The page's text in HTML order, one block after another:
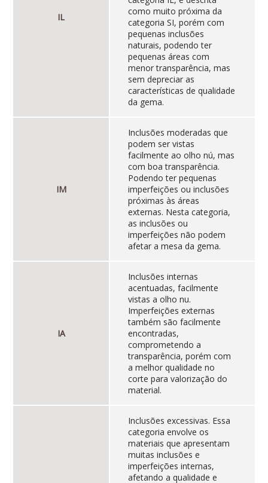
IL
como muito próxima da
categoria SI, porém com
pequenas inclusões
naturais, podendo ter
pequenas áreas com
menor transparência, mas
sem depreciar as
características de qualidade
da gema.
IM
Inclusões moderadas que
podem ser vistas
facilmente ao olho nú, mas
com boa transparência.
Podendo ter pequenas
imperfeições ou inclusões
próximas às áreas
externas. Nesta categoria,
as inclusões ou
imperfeições não podem
afetar a mesa da gema.
IA
Inclusões internas
acentuadas, facilmente
vistas a olho nu.
Imperfeições externas
também são facilmente
encontradas,
comprometendo a
transparência, porém com
a melhor qualidade no
corte para valorização do
material.
Inclusões excessivas. Essa
categoria envolve os
materiais que apresentam
muitas inclusões e
imperfeições internas,
afetando a qualidade e